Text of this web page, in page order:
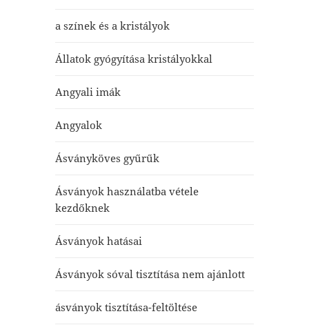
a színek és a kristályok
Állatok gyógyítása kristályokkal
Angyali imák
Angyalok
Ásványköves gyűrűk
Ásványok használatba vétele
kezdőknek
Ásványok hatásai
Ásványok sóval tisztítása nem ajánlott
ásványok tisztítása-feltöltése